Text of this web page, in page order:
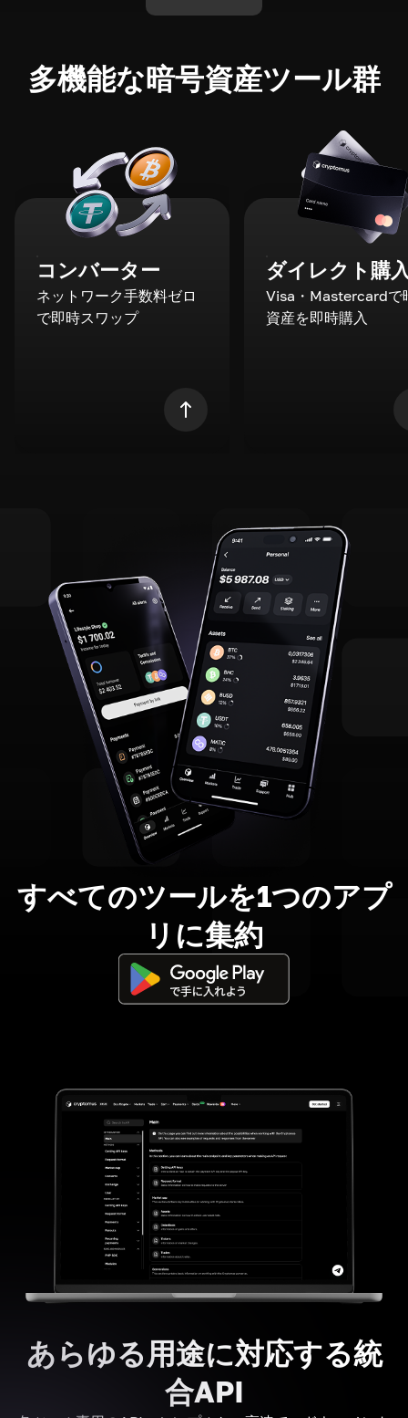
多機能な暗号資産ツール群
コンバーター
ネットワーク手数料ゼロ
で即時スワップ
ダイレクト購
Visa・Mastercardで
資産を即時購入
すべてのツールを1つのアプ
リに集約
あらゆる用途に対応する統
合API